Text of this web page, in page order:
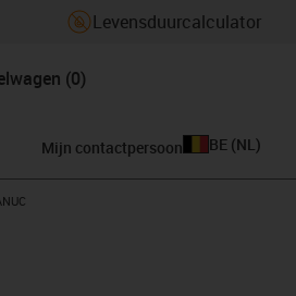
Levensduurcalculator
(0)
Mijn contactpersoon BE (NL )